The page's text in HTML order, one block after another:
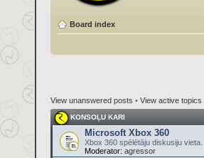
Board index
View unanswered posts • View active topics
KONSOĻU KARI
Microsoft Xbox 360
Xbox 360 spēlētāju diskusiju vieta.
Moderator: agressor